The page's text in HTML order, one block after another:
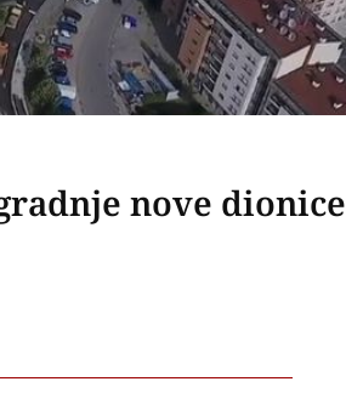
nove dionice